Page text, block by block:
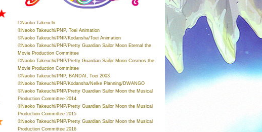
©Naoko Takeuchi
©Naoko Takeuchi/PNP, Toei Animation
©Naoko Takeuchi/PNP/Kodansha/Toei Animation
©Naoko Takeuchi/PNP/Pretty Guardian Sailor Moon Eternal the
Movie Production Committee
©Naoko Takeuchi/PNP/Pretty Guardian Sailor Moon Cosmos the
Movie Production Committee
©Naoko Takeuchi/PNP, BANDAI, Toei 2003
©Naoko Takeuchi/PNP/Kodansha/Nelke Planning/DWANGO
©Naoko Takeuchi/PNP/Pretty Guardian Sailor Moon the Musical
Production Committee 2014
©Naoko Takeuchi/PNP/Pretty Guardian Sailor Moon the Musical
Production Committee 2015
©Naoko Takeuchi/PNP/Pretty Guardian Sailor Moon the Musical
Production Committee 2016